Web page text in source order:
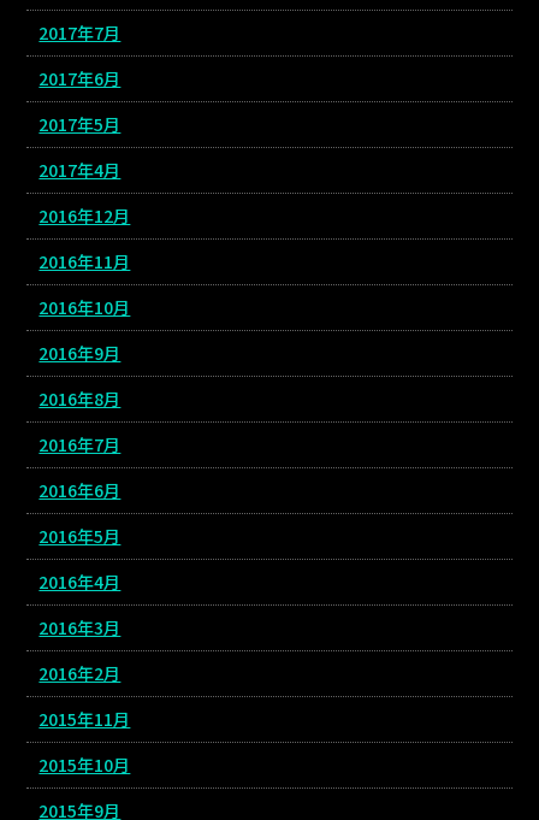
2017年7月
2017年6月
2017年5月
2017年4月
2016年12月
2016年11月
2016年10月
2016年9月
2016年8月
2016年7月
2016年6月
2016年5月
2016年4月
2016年3月
2016年2月
2015年11月
2015年10月
2015年9月